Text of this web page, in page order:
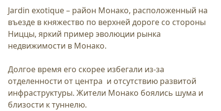
Jardin exotique – район Монако, расположенный на
въезде в княжество по верхней дороге со стороны
Ниццы, яркий пример эволюции рынка
недвижимости в Монако.
Долгое время его скорее избегали из-за
отделенности от центра и отсутствию развитой
инфраструктуры. Жители Монако боялись шума и
близости к туннелю.